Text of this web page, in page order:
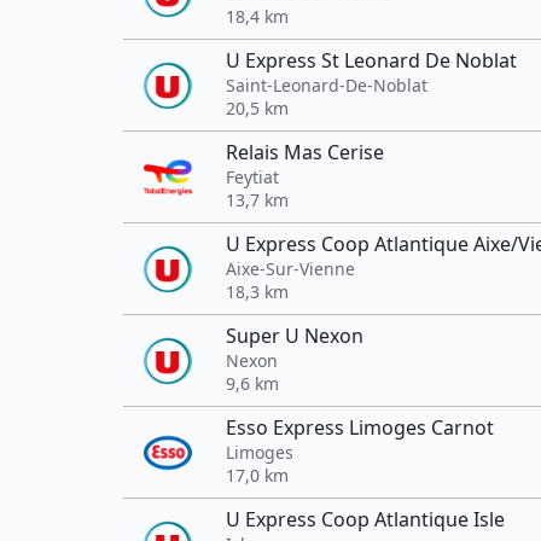
18,4 km
U Express St Leonard De Noblat
Saint-Leonard-De-Noblat
20,5 km
Relais Mas Cerise
Feytiat
13,7 km
U Express Coop Atlantique Aixe/
Aixe-Sur-Vienne
18,3 km
Super U Nexon
Nexon
9,6 km
Esso Express Limoges Carnot
Limoges
17,0 km
U Express Coop Atlantique Isle